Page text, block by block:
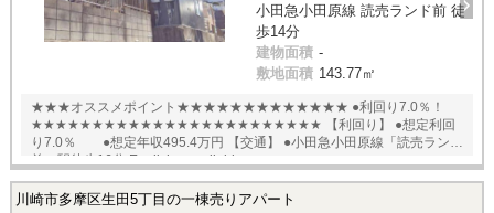
小田急小田原線 読売ランド前 徒
歩14分
建物面積 -
敷地面積 143.77㎡
★★★オススメポイント★★★★★★★★★★★★★ ●利回り7.0％！
★★★★★★★★★★★★★★★★★★★★★★★★ 【利回り】 ●想定利回
り7.0％ ●想定年収495.4万円 【交通】 ●小田急小田原線「読売ランド
前」駅徒歩16分 English available
川崎市多摩区生田5丁目の一棟売りアパート